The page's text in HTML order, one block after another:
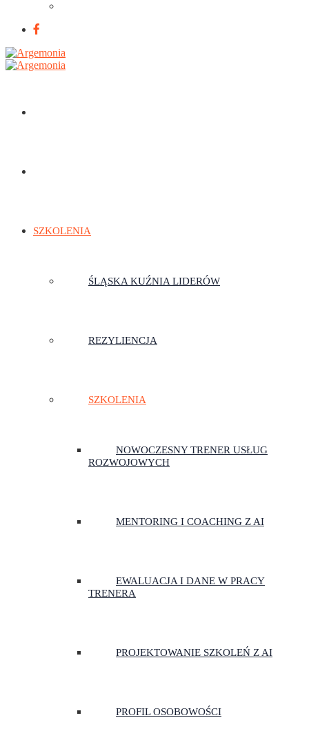
SZKOLENIA
ŚLĄSKA KUŹNIA LIDERÓW
REZYLIENCJA
SZKOLENIA
NOWOCZESNY TRENER USŁUG
ROZWOJOWYCH
MENTORING I COACHING Z AI
EWALUACJA I DANE W PRACY
TRENERA
PROJEKTOWANIE SZKOLEŃ Z AI
PROFIL OSOBOWOŚCI